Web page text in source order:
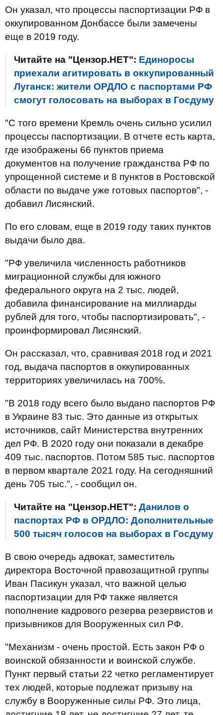
Он указал, что процессы паспортизации РФ в
оккупированном Донбассе были замечены
еще в 2019 году.
Читайте на "Цензор.НЕТ": Единоросы
приехали агитировать в оккупированный
Луганск: жители ОРДЛО с паспортами РФ
смогут голосовать на выборах в Госдуму
"С того времени Кремль очень сильно усилил
процессы паспортизации. В отчете есть карта,
где изображены 66 пунктов приема
документов на получение гражданства РФ по
упрощенной системе и 8 пунктов в Ростовской
области по выдаче уже готовых паспортов", -
добавил Лисянский.
По его словам, еще в 2019 году таких пунктов
выдачи было два.
"РФ увеличила численность работников
миграционной службы для южного
федерального округа на 2 тыс. людей,
добавила финансирование на миллиарды
рублей для того, чтобы паспортизировать", -
проинформировал Лисянский.
Он рассказал, что, сравнивая 2018 год и 2021
год, выдача паспортов в оккупированных
территориях увеличилась на 700%.
"В 2018 году всего было выдано паспортов РФ
в Украине 83 тыс. Это данные из открытых
источников, сайт Министерства внутренних
дел РФ. В 2020 году они показали в декабре
409 тыс. паспортов. Потом 585 тыс. паспортов
в первом квартале 2021 году. На сегодняшний
день 705 тыс.", - сообщил он.
Читайте на "Цензор.НЕТ": Данилов о
паспортах РФ в ОРДЛО: Дополнительные
500 тысяч голосов на выборах в Госдуму
В свою очередь адвокат, заместитель
директора Восточной правозащитной группы
Иван Пасикун указал, что важной целью
паспортизации для РФ также является
пополнение кадрового резерва резервистов и
призывников для Вооруженных сил РФ.
"Механизм - очень простой. Есть закон РФ о
воинской обязанности и воинской службе.
Пункт первый статьи 22 четко регламентирует
тех людей, которые подлежат призыву на
службу в Вооруженные силы РФ. Это лица,